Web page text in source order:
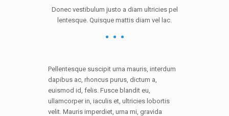
Donec vestibulum justo a diam ultricies pel
lentesque. Quisque mattis diam vel lac.
Pellentesque suscipit urna mauris, interdum
dapibus ac, rhoncus purus, dictum a,
euismod id, felis. Fusce blandit eu,
ullamcorper in, iaculis et, ultricies lobortis
velit. Mauris imperdiet, urna mi, gravida